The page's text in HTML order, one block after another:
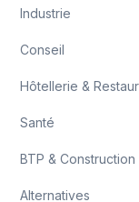
Industrie
Conseil
Hôtellerie &
Santé
BTP & Construction
Alternatives